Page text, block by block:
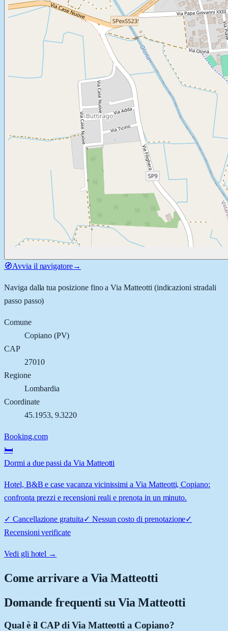
🧭Avvia il navigatore→
Naviga dalla tua posizione fino aVia Matteotti (indicazioni stradali
passo passo)
Comune
Copiano(PV)
CAP
27010
Regione
Lombardia
Coordinate
45.1953, 9.3220
Booking.com
🛏️
Dormi a due passi da Via Matteotti
Hotel, B&B e case vacanza vicinissimi a Via Matteotti, Copiano:
confronta prezzi e recensioni reali e prenota in un minuto.
✓ Cancellazione gratuita✓ Nessun costo di prenotazione✓
Recensioni verificate
Vedi gli hotel →
Come arrivare aVia Matteotti
Domande frequenti su Via Matteotti
Qual è il CAP di Via Matteotti a Copiano?